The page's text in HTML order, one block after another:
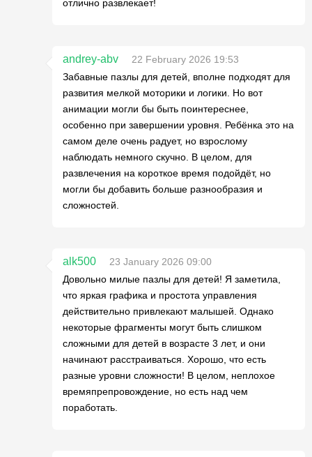
отлично развлекает!
andrey-abv
22 February 2026 19:53
Забавные пазлы для детей, вполне подходят для
развития мелкой моторики и логики. Но вот
анимации могли бы быть поинтереснее,
особенно при завершении уровня. Ребёнка это на
самом деле очень радует, но взрослому
наблюдать немного скучно. В целом, для
развлечения на короткое время подойдёт, но
могли бы добавить больше разнообразия и
сложностей.
alk500
23 January 2026 09:00
Довольно милые пазлы для детей! Я заметила,
что яркая графика и простота управления
действительно привлекают малышей. Однако
некоторые фрагменты могут быть слишком
сложными для детей в возрасте 3 лет, и они
начинают расстраиваться. Хорошо, что есть
разные уровни сложности! В целом, неплохое
времяпрепровождение, но есть над чем
поработать.